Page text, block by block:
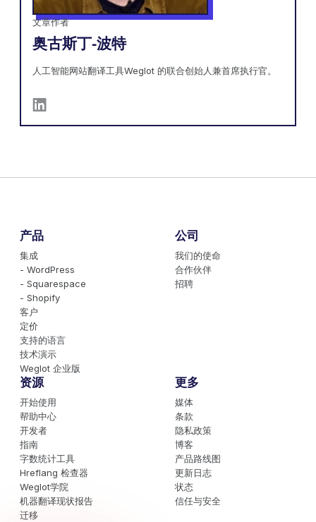
文章作者
奥古斯丁-波特
人工智能网站翻译工具Weglot 的联合创始人兼首席执行官。
产品
集成
- WordPress
- Squarespace
- Shopify
客户
定价
支持的语言
技术演示
Weglot 企业版
公司
我们的使命
合作伙伴
招聘
资源
开始使用
帮助中心
开发者
指南
字数统计工具
Hreflang 检查器
Weglot学院
机器翻译现状报告
迁移
更多
媒体
条款
隐私政策
博客
产品路线图
更新日志
状态
信任与安全